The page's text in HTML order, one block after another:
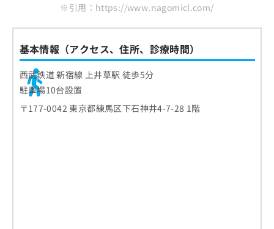
※引用：https://www.nagomicl.com/
基本情報（アクセス、住所、診療時間）
西武鉄道 新宿線 上井草駅 徒歩5分
駐車場10台設置
〒177-0042 東京都練馬区下石神井4-7-28 1階